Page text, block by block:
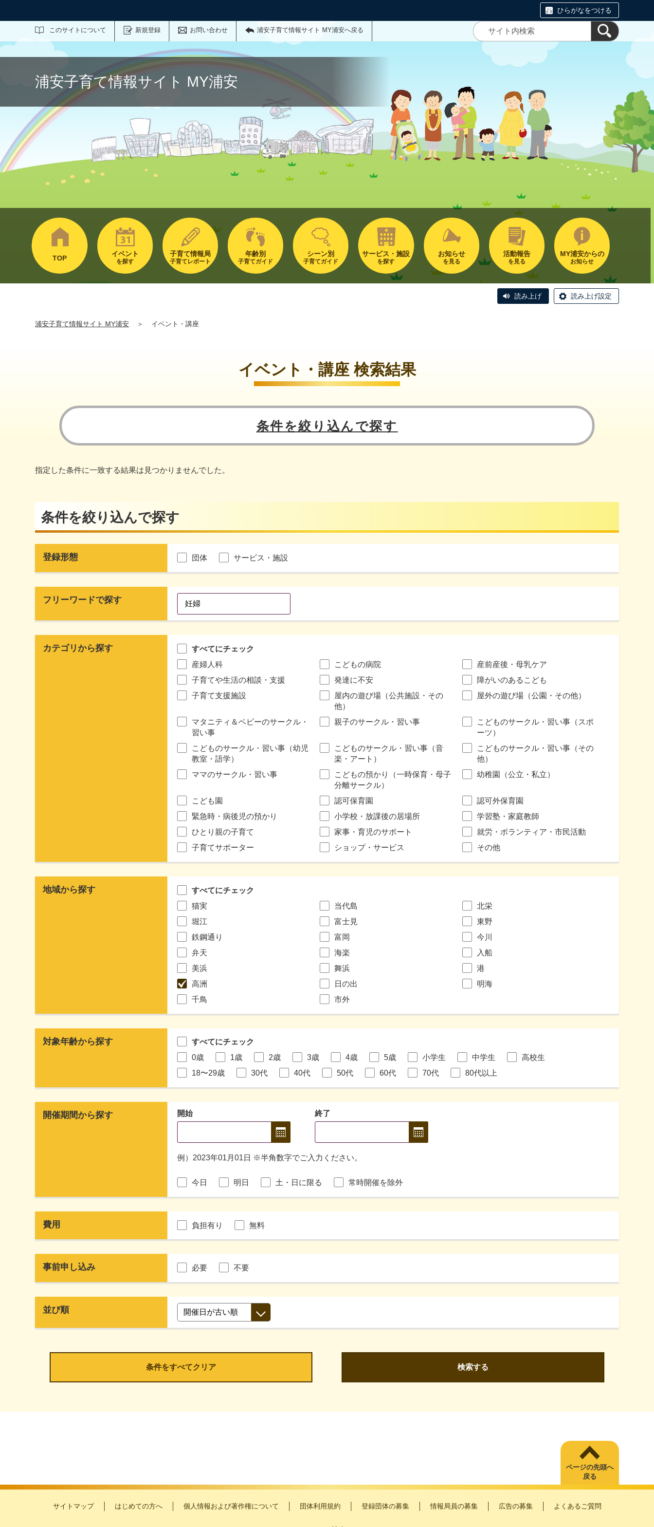
ひらがなをつける
このサイトについて 新規登録 お問い合わせ 浦安子育て情報サイト MY浦安へ戻る
サイト内検索
浦安子育て情報サイト MY浦安
TOP
イベント
を探す
子育て情報局
子育てレポート
年齢別
子育てガイド
シーン別
子育てガイド
サービス・施設
を探す
お知らせ
を見る
活動報告
を見る
MY浦安からの
お知らせ
読み上げ 読み上げ設定
浦安子育て情報サイト MY浦安 ＞ イベント・講座
イベント・講座 検索結果
条件を絞り込んで探す
指定した条件に一致する結果は見つかりませんでした。
条件を絞り込んで探す
登録形態 団体 サービス・施設
フリーワードで探す
カテゴリから探す
すべてにチェック
産婦人科
こどもの病院
産前産後・母乳ケア
子育てや生活の相談・支援
発達に不安
障がいのあるこども
子育て支援施設
屋内の遊び場（公共施設・その
他）
屋外の遊び場（公園・その他）
マタニティ＆ベビーのサークル・
習い事
親子のサークル・習い事
こどものサークル・習い事（スポ
ーツ）
こどものサークル・習い事（幼児
教室・語学）
こどものサークル・習い事（音
楽・アート）
こどものサークル・習い事（その
他）
ママのサークル・習い事
こどもの預かり（一時保育・母子
分離サークル）
幼稚園（公立・私立）
こども園 認可保育園
認可外保育園
緊急時・病後児の預かり
小学校・放課後の居場所
学習塾・家庭教師
ひとり親の子育て
家事・育児のサポート
就労・ボランティア・市民活動
子育てサポーター
ショップ・サービス その他
地域から探す
すべてにチェック
猫実
当代島
北栄
堀江
富士見
東野
鉄鋼通り
富岡
今川
弁天
海楽
入船
美浜
舞浜
港
高洲
日の出
明海
千鳥
市外
対象年齢から探す
すべてにチェック
0歳
1歳 2歳 3歳 4歳 5歳 小学生 中学生
高校生
18〜29歳
30代 40代 50代 60代 70代 80代以上
開催期間から探す 開始 終了
例）2023年01月01日 ※半角数字でご入力ください。
今日 明日 土・日に限る 常時開催を除外
費用 負担有り 無料
事前申し込み 必要 不要
並び順
検索する
ページの先頭へ
戻る
サイトマップ はじめての方へ 個人情報および著作権について 団体利用規約 登録団体の募集 情報局員の募集 広告の募集 よくあるご質問